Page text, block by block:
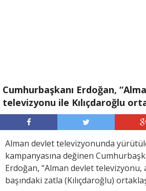
Cumhurbaşkanı Erdoğan,
televizyonu ile Kılıçdaroğlu
Alman devlet televizyonunda
kampanyasına değinen
Erdoğan, “Alman devlet
başındaki zatla (Kılıçdaroğlu)